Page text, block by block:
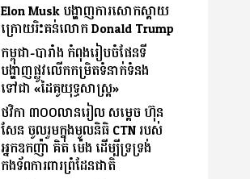
Elon Musk បង្ហាញការសោកស្ដាយ
ក្រោយរិះគន់លោក Donald Trump
កម្ពុជា-បារាំង កំពុងរៀបចំផែនទី
បង្ហាញផ្លូវលើកកម្រិតទំនាក់ទំនង
ទៅជា «ដៃគូយុទ្ធសាស្ត្រ»
ថវិកា ៣០០លានរៀល សម្តេច ហ៊ុន
សែន ចូលរួមក្នុងមូលនិធិ CTN របស់
អ្នកឧកញ៉ា គិត ម៉េង ដើម្បីទ្រទ្រង់
កងទ័ពការពារព្រំដែនជាតិ